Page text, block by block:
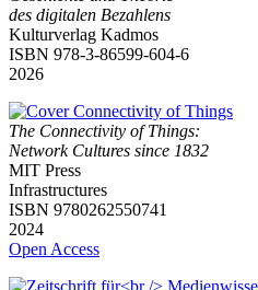
des digitalen Bezahlens
Kulturverlag Kadmos
ISBN 978-3-86599-604-6
2026
The Connectivity of Things:
Network Cultures since 1832
MIT Press
Infrastructures
ISBN 9780262550741
2024
Open Access